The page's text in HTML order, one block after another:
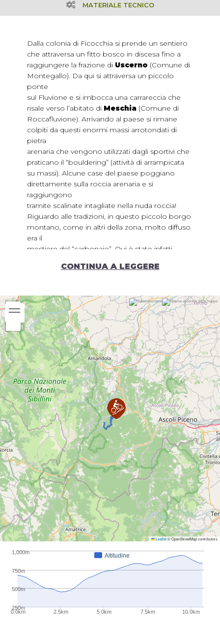
MATERIALE TECNICO
Dalla colonia di Ficocchia si prende un sentiero
che attraversa un fitto bosco in discesa fino a
raggiungere la frazione di Uscerno (Comune di
Montegallo). Da qui si attraversa un piccolo
ponte
sul Fluvione e si imbocca una carrareccia che
risale verso l’abitato di Meschia (Comune di
Roccafluvione). Arrivando al paese si rimane
colpiti da questi enormi massi arrotondati di
pietra
arenaria che vengono utilizzati dagli sportivi che
praticano il “bouldering” (attività di arrampicata
su massi). Alcune case del paese poggiano
direttamente sulla roccia arenaria e si
raggiungono
tramite scalinate intagliate nella nuda roccia!
Riguardo alle tradizioni, in questo piccolo borgo
montano, come in altri della zona, molto diffuso
era il
mestiere del “carbonaio”. Qui è stato infatti
Dopo la sosta pranzo si riprende il sentiero che
Alloggi: Agriturismo Casa Vecchia, B&B Il
Castagneto dei Sibillini
Tempo di percorrenza:
4
Periodo consigliato:
Gennaio
Febbraio Marzo Aprile Maggio Giugno
Luglio Agosto Settembre Ottobre Novembre
Dicembre
CONTINUA A LEGGERE
Leaflet© OpenStreetMap contributors
Altitudine
0.0km 2.5km 5.0km 7.5km 10.0km
250m
500m
750m
1,000m